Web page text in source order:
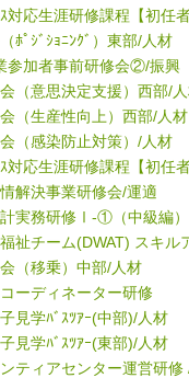
対応生涯研修課程【初任
ﾎﾟｼﾞｼｮﾆﾝｸﾞ）東部/人材
参加者事前研修会②/振興
（意思決定支援）西部/
（生産性向上）西部/人材
（感染防止対策）/人材
対応生涯研修課程【初任
解決事業研修会/運適
計実務研修Ⅰ-①（中級編
祉チーム(DWAT) スキル
（移乗）中部/人材
ーディネーター研修
見学ﾊﾞｽﾂｱｰ(中部)/人材
見学ﾊﾞｽﾂｱｰ(東部)/人材
ティアセンター運営研修